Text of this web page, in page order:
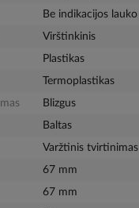
Be indikacijos lauko
Virštinkinis
Plastikas
Termoplastikas
Blizgus
Baltas
Varžtinis tvirtinimas
67 mm
67 mm